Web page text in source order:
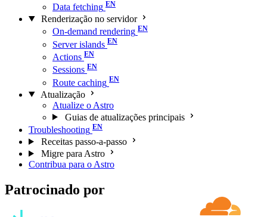
Data fetching
Renderização no servidor
On-demand rendering
Server islands
Actions
Sessions
Route caching
Atualização
Atualize o Astro
Guias de atualizações principais
Troubleshooting
Receitas passo-a-passo
Migre para Astro
Contribua para o Astro
Patrocinado por